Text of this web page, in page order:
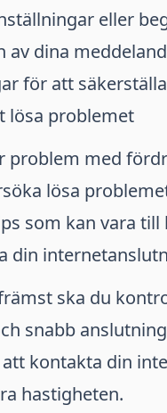
eller
av dina
för att
lösa problemet
problem med
lösa
som kan vara till
din
ska du
snabb
kontakta din
hastigheten.